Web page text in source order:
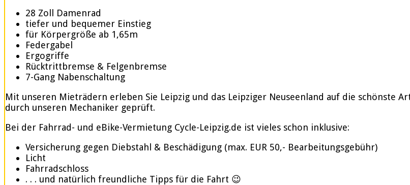
28 Zoll Damenrad
tiefer und bequemer Einstieg
für Körpergröße ab 1,65m
Federgabel
Ergogriffe
Rücktrittbremse & Felgenbremse
7-Gang Nabenschaltung
Mit unseren Mieträdern erleben Sie Leipzig und das Leipziger Neuseenland auf die schönste
durch unseren Mechaniker geprüft.
Bei der Fahrrad- und eBike-Vermietung Cycle-Leipzig.de ist vieles schon inklusive:
Versicherung gegen Diebstahl & Beschädigung (max. EUR 50,- Bearbeitungsgebühr)
Licht
Fahrradschloss
. . . und natürlich freundliche Tipps für die Fahrt 😉